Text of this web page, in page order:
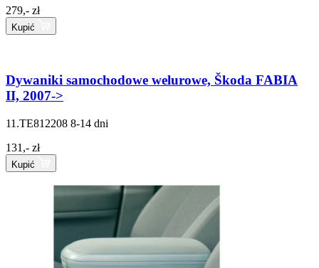
279,- zł
Kupić
Dywaniki samochodowe welurowe, Škoda FABIA
II, 2007->
11.TE812208 8-14 dni
131,- zł
Kupić